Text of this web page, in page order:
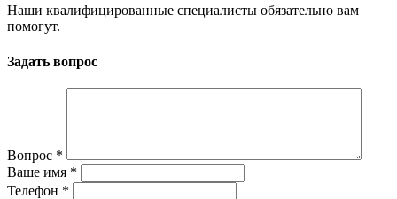
Наши квалифицированные специалисты обязательно вам
помогут.
Задать вопрос
Вопрос *
Ваше имя *
Телефон *